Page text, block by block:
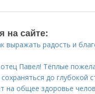
на сайте:
выражать радость и
Павел! Тёплые
до глубокой
на общее здоровье